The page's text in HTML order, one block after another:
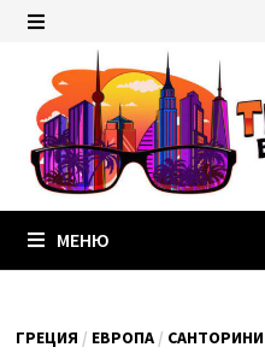
Перейти
содержимому
МЕНЮ
ГРЕЦИЯ / ЕВРОПА / САНТОРИНИ